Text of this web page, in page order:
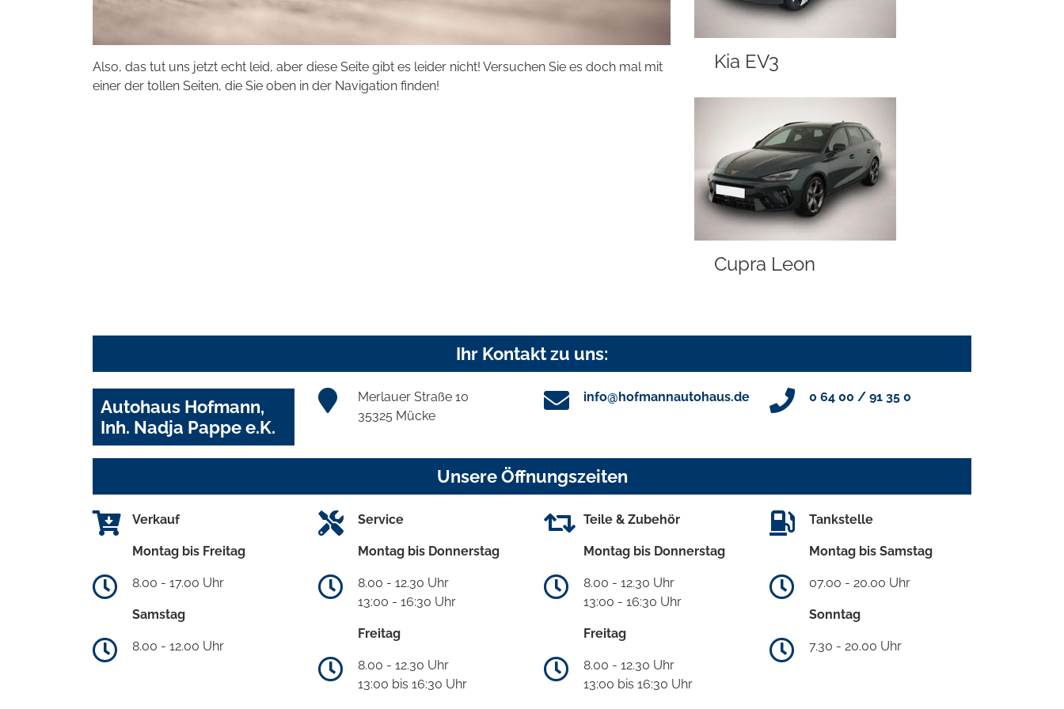
Also, das tut uns jetzt echt leid, aber diese Seite gibt es leider nicht! Versuchen Sie es doch mal mit
einer der tollen Seiten, die Sie oben in der Navigation finden!
Kia EV3
Cupra Leon
Ihr Kontakt zu uns:
Autohaus Hofmann,
Inh. Nadja Pappe e.K.
Merlauer Straße 10
35325 Mücke
info@hofmannautohaus.de 0 64 00 / 91 35 0
Unsere Öffnungszeiten
Verkauf
Montag bis Freitag
8.00 - 17.00 Uhr
Samstag
8.00 - 12.00 Uhr
Service
Montag bis Donnerstag
8.00 - 12.30 Uhr
13:00 - 16:30 Uhr
Freitag
8.00 - 12.30 Uhr
13:00 bis 16:30 Uhr
Teile & Zubehör
Montag bis Donnerstag
8.00 - 12.30 Uhr
13:00 - 16:30 Uhr
Freitag
8.00 - 12.30 Uhr
13:00 bis 16:30 Uhr
Tankstelle
Montag bis Samstag
07.00 - 20.00 Uhr
Sonntag
7.30 - 20.00 Uhr